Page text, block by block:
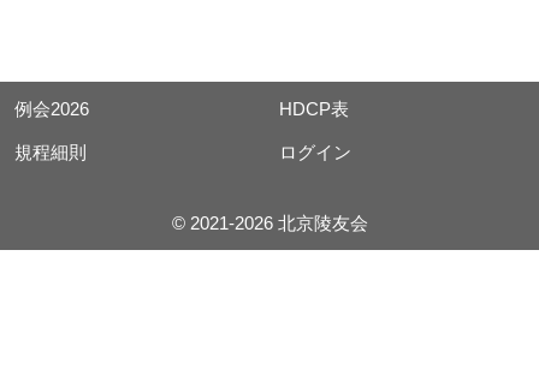
例会2026 HDCP表
規程細則 ログイン
© 2021-2026 北京陵友会